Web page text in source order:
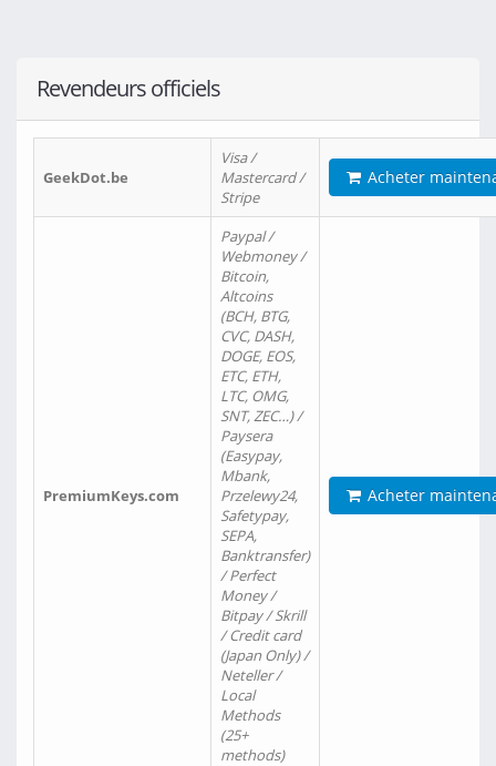
Revendeurs officiels
GeekDot.be
Visa /
Mastercard /
Stripe
Acheter
PremiumKeys.com
Paypal /
Webmoney /
Bitcoin,
Altcoins
(BCH, BTG,
CVC, DASH,
DOGE, EOS,
ETC, ETH,
LTC, OMG,
SNT, ZEC…) /
Paysera
(Easypay,
Mbank,
Przelewy24,
Safetypay,
SEPA,
Banktransfer)
/ Perfect
Money /
Bitpay / Skrill
/ Credit card
(Japan Only) /
Neteller /
Local
Methods
(25+
methods)
Acheter